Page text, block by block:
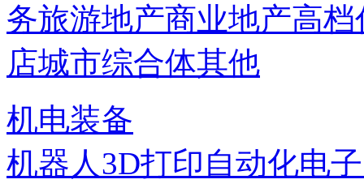
务旅游地产商业地产高档
店城市综合体其他
机电装备
机器人3D打印自动化电